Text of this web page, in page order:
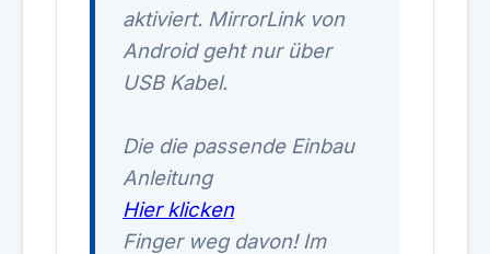
aktiviert. MirrorLink von
Android geht nur über
USB Kabel.
Die die passende Einbau
Anleitung
Hier klicken
Finger weg davon! Im